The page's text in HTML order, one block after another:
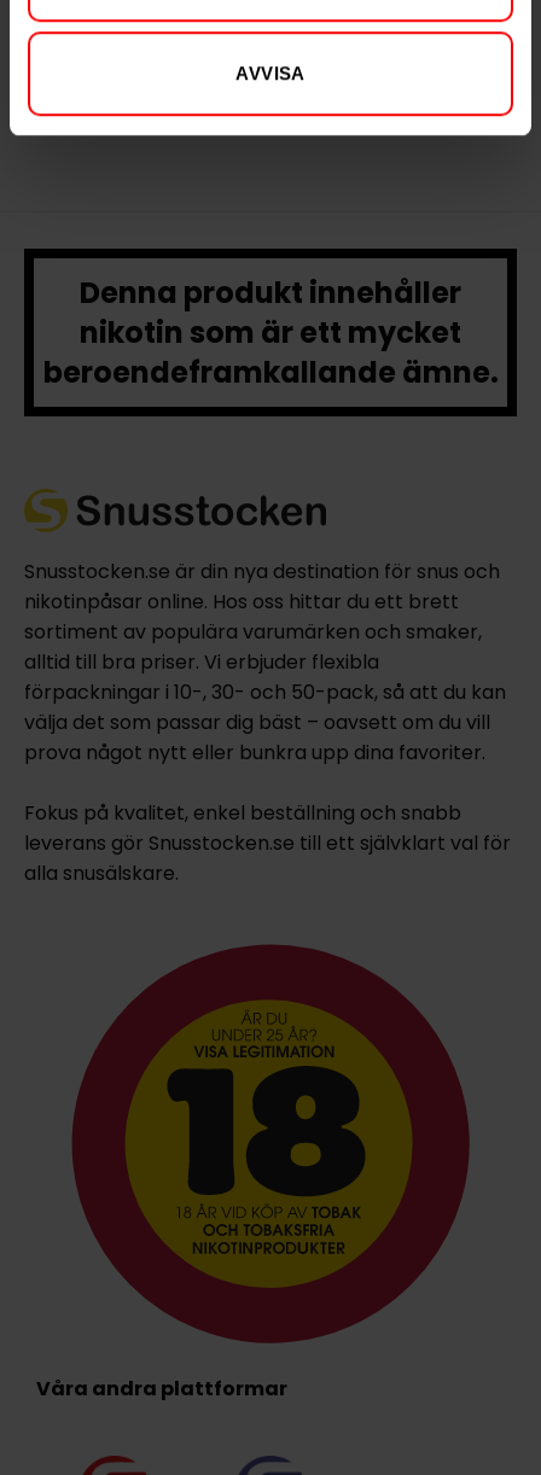
AVVISA
CAMO Peppermint
Slut i lager
CAMO Vanilla Coffee
Denna produkt innehåller
nikotin som är ett mycket
beroendeframkallande ämne.
Snusstocken.se är din nya destination för snus och
nikotinpåsar online. Hos oss hittar du ett brett
sortiment av populära varumärken och smaker,
alltid till bra priser. Vi erbjuder flexibla
förpackningar i 10-, 30- och 50-pack, så att du kan
välja det som passar dig bäst – oavsett om du vill
prova något nytt eller bunkra upp dina favoriter.
Fokus på kvalitet, enkel beställning och snabb
leverans gör Snusstocken.se till ett självklart val för
alla snusälskare.
Våra andra plattformar